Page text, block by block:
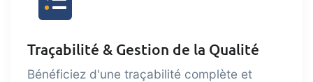
Traçabilité & Gestion de la Qualité
Bénéficiez d'une traçabilité complète et